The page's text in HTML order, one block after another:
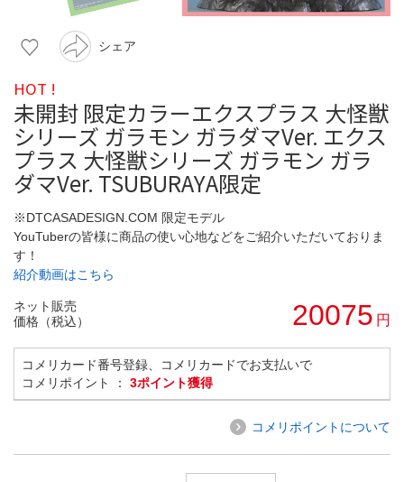
シェア
HOT !
未開封 限定カラーエクスプラス 大怪獣
シリーズ ガラモン ガラダマVer. エクス
プラス 大怪獣シリーズ ガラモン ガラ
ダマVer. TSUBURAYA限定
※DTCASADESIGN.COM 限定モデル
YouTuberの皆様に商品の使い心地などをご紹介いただいておりま
す！
紹介動画はこちら
ネット販売
価格（税込）
20075 円
コメリカード番号登録、コメリカードでお支払いで
コメリポイント ： 3ポイント獲得
コメリポイントについて